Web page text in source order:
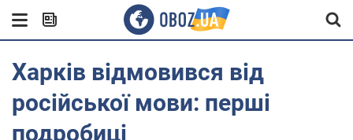
Харків відмовився від
російської мови: перші
подробиці